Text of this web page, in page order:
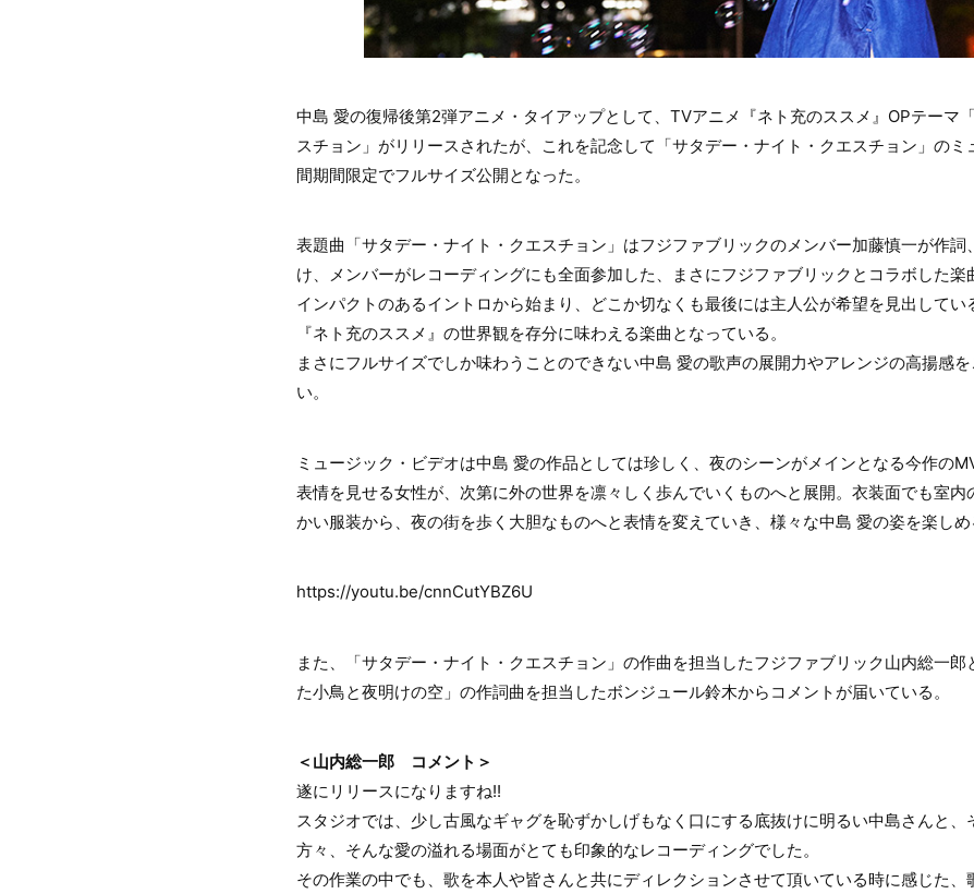
中島 愛の復帰後第2弾アニメ・タイアップとして、TVアニメ『ネト充のススメ』OPテーマ
スチョン」がリリースされたが、これを記念して「サタデー・ナイト・クエスチョン」の
間期間限定でフルサイズ公開となった。
表題曲「サタデー・ナイト・クエスチョン」はフジファブリックのメンバー加藤慎一が作
け、メンバーがレコーディングにも全面参加した、まさにフジファブリックとコラボした楽
インパクトのあるイントロから始まり、どこか切なくも最後には主人公が希望を見出してい
『ネト充のススメ』の世界観を存分に味わえる楽曲となっている。
まさにフルサイズでしか味わうことのできない中島 愛の歌声の展開力やアレンジの高揚感
い。
ミュージック・ビデオは中島 愛の作品としては珍しく、夜のシーンがメインとなる今作の
表情を見せる女性が、次第に外の世界を凛々しく歩んでいくものへと展開。衣装面でも室内
かい服装から、夜の街を歩く大胆なものへと表情を変えていき、様々な中島 愛の姿を楽しめ
https://youtu.be/cnnCutYBZ6U
また、「サタデー・ナイト・クエスチョン」の作曲を担当したフジファブリック山内総一
た小鳥と夜明けの空」の作詞曲を担当したボンジュール鈴木からコメントが届いている。
＜山内総一郎 コメント＞
遂にリリースになりますね!!
スタジオでは、少し古風なギャグを恥ずかしげもなく口にする底抜けに明るい中島さんと
方々、そんな愛の溢れる場面がとても印象的なレコーディングでした。
その作業の中でも、歌を本人や皆さんと共にディレクションさせて頂いている時に感じた